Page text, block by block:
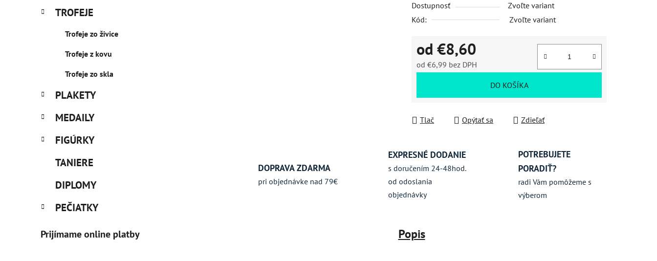
TROFEJE
Trofeje zo živice
Trofeje z kovu
Trofeje zo skla
PLAKETY
MEDAILY
FIGÚRKY
TANIERE
DIPLOMY
PEČIATKY
Prijímame online platby
Dostupnosť
Zvoľte variant
Kód:
Zvoľte variant
od €8,60
od €6,99 bez DPH
DO KOŠÍKA
Tlač Opýtať sa Zdieľať
DOPRAVA ZDARMA
pri objednávke nad 79€
EXPRESNÉ DODANIE
s doručením 24-48hod.
od odoslania
objednávky
POTREBUJETE
PORADIŤ?
radi Vám pomôžeme s
výberom
Popis